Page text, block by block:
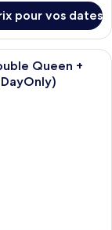
pour vos dates
d’hôtel avec deux
Queen +